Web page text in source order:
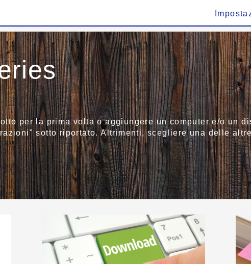
per la prima volta o aggiungere un computer e/o un
sotto riportato. Altrimenti, scegliere una delle